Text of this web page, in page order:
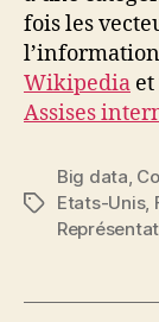
fois les
Wikipedia
Assises
Étiquettes
Big data,
Etats-Unis,